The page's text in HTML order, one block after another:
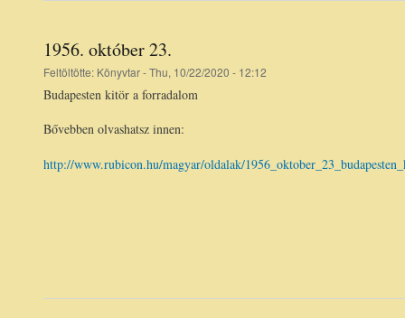
1956. október 23.
Feltöltötte: Könyvtar- Thu, 10/22/2020 - 12:12
Budapesten kitör a forradalom
Bővebben olvashatsz innen:
http://www.rubicon.hu/magyar/oldalak/